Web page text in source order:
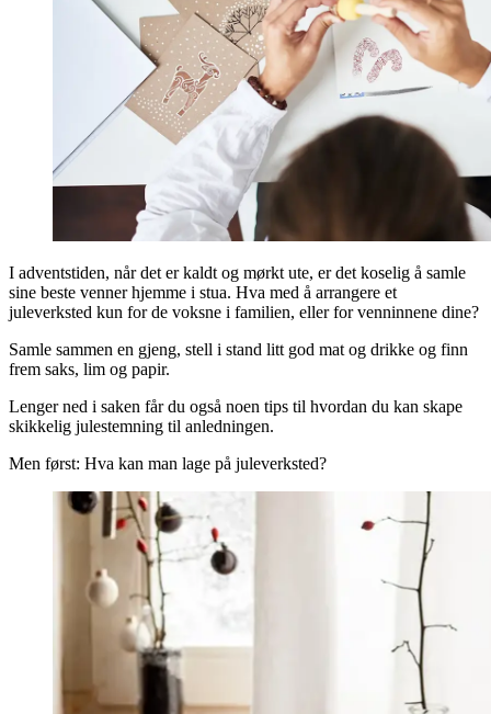
I adventstiden, når det er kaldt og mørkt ute, er det koselig å samle
sine beste venner hjemme i stua. Hva med å arrangere et
juleverksted kun for de voksne i familien, eller for venninnene dine?
Samle sammen en gjeng, stell i stand litt god mat og drikke og finn
frem saks, lim og papir.
Lenger ned i saken får du også noen tips til hvordan du kan skape
skikkelig julestemning til anledningen.
Men først: Hva kan man lage på juleverksted?